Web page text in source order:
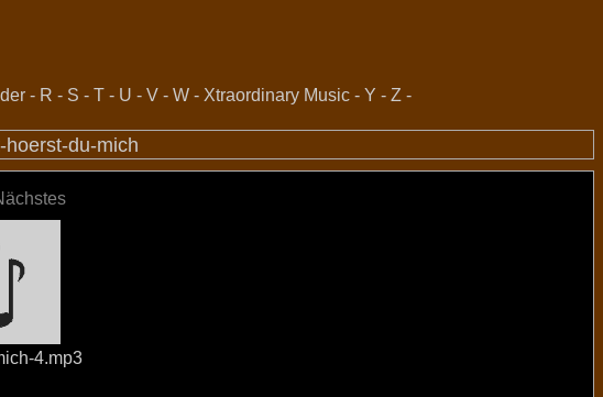
- R - S - T - U - V - W - Xtraordinary Music - Y - Z -
hoerst-du-mich
4.mp3